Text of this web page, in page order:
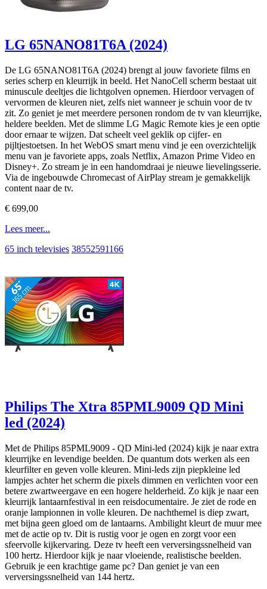
LG 65NANO81T6A (2024)
De LG 65NANO81T6A (2024) brengt al jouw favoriete films en
series scherp en kleurrijk in beeld. Het NanoCell scherm bestaat uit
minuscule deeltjes die lichtgolven opnemen. Hierdoor vervagen of
vervormen de kleuren niet, zelfs niet wanneer je schuin voor de tv
zit. Zo geniet je met meerdere personen rondom de tv van kleurrijke,
heldere beelden. Met de slimme LG Magic Remote kies je een optie
door ernaar te wijzen. Dat scheelt veel geklik op cijfer- en
pijltjestoetsen. In het WebOS smart menu vind je een overzichtelijk
menu van je favoriete apps, zoals Netflix, Amazon Prime Video en
Disney+. Zo stream je in een handomdraai je nieuwe lievelingsserie.
Via de ingebouwde Chromecast of AirPlay stream je gemakkelijk
content naar de tv.
€ 699,00
Lees meer...
65 inch televisies 38552591166
Philips The Xtra 85PML9009 QD Mini
led (2024)
Met de Philips 85PML9009 - QD Mini-led (2024) kijk je naar extra
kleurrijke en levendige beelden. De quantum dots werken als een
kleurfilter en geven volle kleuren. Mini-leds zijn piepkleine led
lampjes achter het scherm die pixels dimmen en verlichten voor een
betere zwartweergave en een hogere helderheid. Zo kijk je naar een
kleurrijk lantaarnfestival in een reisdocumentaire. Je ziet de rode en
oranje lampionnen in volle kleuren. De nachthemel is diep zwart,
met bijna geen gloed om de lantaarns. Ambilight kleurt de muur mee
met de actie op tv. Dit is rustig voor je ogen en zorgt voor een
sfeervolle kijkervaring. Deze tv heeft een verversingssnelheid van
100 hertz. Hierdoor kijk je naar vloeiende, realistische beelden.
Gebruik je een krachtige game pc? Dan geniet je van een
verversingssnelheid van 144 hertz.